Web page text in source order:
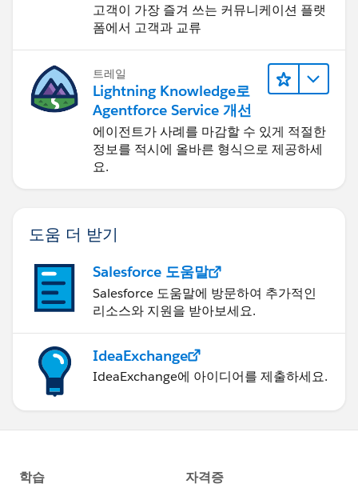
고객이 가장 즐겨 쓰는 커뮤니케이션 플랫
폼에서 고객과 교류
트레일
Lightning Knowledge로
Agentforce Service 개선
에이전트가 사례를 마감할 수 있게 적절한
정보를 적시에 올바른 형식으로 제공하세
요.
도움 더 받기
Salesforce 도움말
Salesforce 도움말에 방문하여 추가적인
리소스와 지원을 받아보세요.
IdeaExchange
IdeaExchange에 아이디어를 제출하세요.